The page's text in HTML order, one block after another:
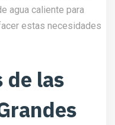
agua caliente para
estas necesidades
de las